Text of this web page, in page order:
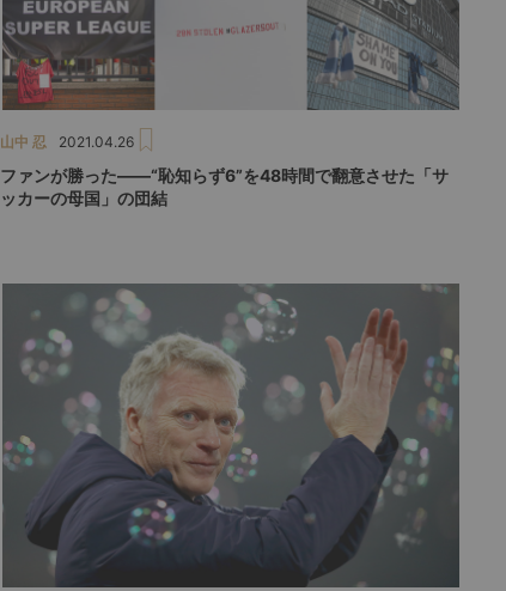
山中 忍 2021.04.26
ファンが勝った――“恥知らず6”を48時間で翻意させた「サ
ッカーの母国」の団結